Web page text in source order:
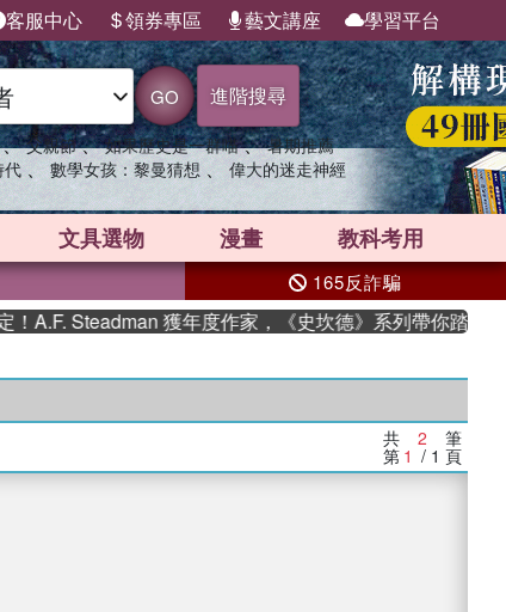
客服中心 領券專區 藝文講座 學習平台
GO 進階搜尋
、 父親節 、 如果歷史是一群喵 、 暑期推薦
代 、 數學女孩：黎曼猜想 、 偉大的迷走神經
文具選物 漫畫 教科考用
165反詐騙
A.F. Steadman 獲年度作家，《史坎德》系列帶你踏上熱血
共 2 筆
第 1 / 1 頁